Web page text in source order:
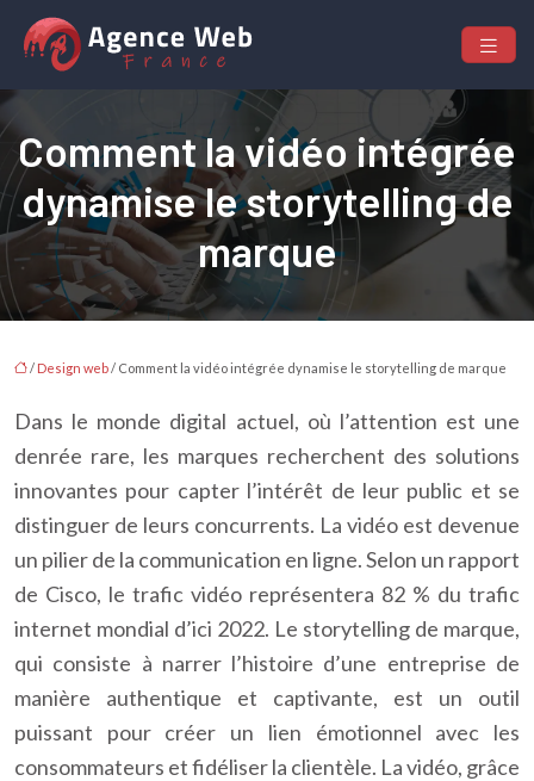
Comment la vidéo intégrée
dynamise le storytelling de
marque
/ Design web/ Comment la vidéo intégrée dynamise le storytelling de marque
Dans le monde digital actuel, où l’attention est une
denrée rare, les marques recherchent des solutions
innovantes pour capter l’intérêt de leur public et se
distinguer de leurs concurrents. La vidéo est devenue
un pilier de la communication en ligne. Selon un rapport
de Cisco, le trafic vidéo représentera 82 % du trafic
internet mondial d’ici 2022. Le storytelling de marque,
qui consiste à narrer l’histoire d’une entreprise de
manière authentique et captivante, est un outil
puissant pour créer un lien émotionnel avec les
consommateurs et fidéliser la clientèle. La vidéo, grâce